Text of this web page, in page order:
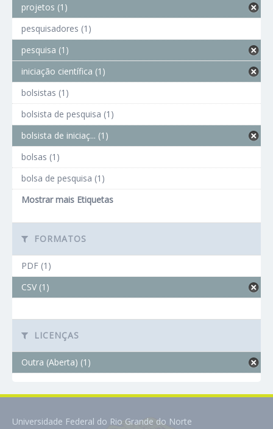
projetos (1)
pesquisadores (1)
pesquisa (1)
iniciação científica (1)
bolsistas (1)
bolsista de pesquisa (1)
bolsista de iniciaç... (1)
bolsas (1)
bolsa de pesquisa (1)
Mostrar mais Etiquetas
FORMATOS
PDF (1)
CSV (1)
LICENÇAS
Outra (Aberta) (1)
Universidade Federal do Rio Grande do Norte